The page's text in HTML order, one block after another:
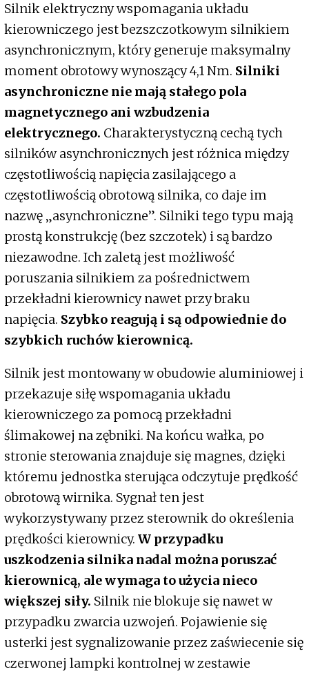
Silnik elektryczny wspomagania układu
kierowniczego jest bezszczotkowym silnikiem
asynchronicznym, który generuje maksymalny
moment obrotowy wynoszący 4,1 Nm. Silniki
asynchroniczne nie mają stałego pola
magnetycznego ani wzbudzenia
elektrycznego. Charakterystyczną cechą tych
silników asynchronicznych jest różnica między
częstotliwością napięcia zasilającego a
częstotliwością obrotową silnika, co daje im
nazwę „asynchroniczne”. Silniki tego typu mają
prostą konstrukcję (bez szczotek) i są bardzo
niezawodne. Ich zaletą jest możliwość
poruszania silnikiem za pośrednictwem
przekładni kierownicy nawet przy braku
napięcia. Szybko reagują i są odpowiednie do
szybkich ruchów kierownicą.
Silnik jest montowany w obudowie aluminiowej i
przekazuje siłę wspomagania układu
kierowniczego za pomocą przekładni
ślimakowej na zębniki. Na końcu wałka, po
stronie sterowania znajduje się magnes, dzięki
któremu jednostka sterująca odczytuje prędkość
obrotową wirnika. Sygnał ten jest
wykorzystywany przez sterownik do określenia
prędkości kierownicy. W przypadku
uszkodzenia silnika nadal można poruszać
kierownicą, ale wymaga to użycia nieco
większej siły. Silnik nie blokuje się nawet w
przypadku zwarcia uzwojeń. Pojawienie się
usterki jest sygnalizowanie przez zaświecenie się
czerwonej lampki kontrolnej w zestawie